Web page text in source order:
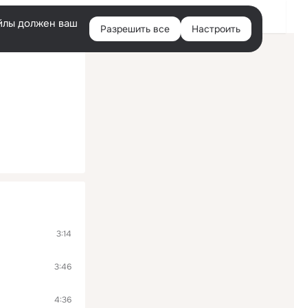
Войти
должен ваш
Разрешить все Настроить
3:14
3:46
4:36